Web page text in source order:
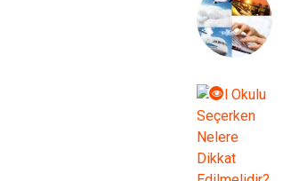
Plastik
Tekstil
Hizmet
İnternet